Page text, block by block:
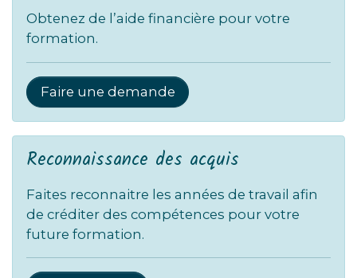
Obtenez de l’aide financière pour votre
formation.
Faire une demande
Reconnaissance des acquis
Faites reconnaitre les années de travail afin
de créditer des compétences pour votre
future formation.